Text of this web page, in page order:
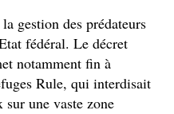
gestion des prédateurs
fédéral. Le décret
notamment fin à
Rule, qui interdisait
sur une vaste zone